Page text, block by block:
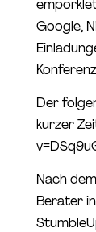
Google,
Der
kurzer
Nach
Berater